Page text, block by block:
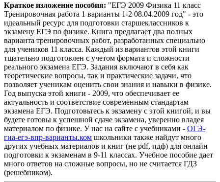
Краткое изложение пособия: "ЕГЭ 2009 Физика 11 класс
Тренировочная работа 1 варианты 1-2 08.04.2009 год" - это
идеальный ресурс для подготовки старшеклассников к
экзамену ЕГЭ по физике. Книга предлагает два полных
варианта тренировочных работ, разработанных специально
для учеников 11 класса. Каждый из вариантов этой книги
тщательно подготовлен с учетом формата и сложности
реального экзамена ЕГЭ. Задания включают в себя как
теоретические вопросы, так и практические задачи, что
позволяет ученикам оценить свои знания и навыки в физике.
Год выпуска этой книги - 2009, что обеспечивает ее
актуальность и соответствие современным стандартам
экзамена ЕГЭ. Подготовьтесь к экзамену с этой книгой, и вы
будете готовы к успешной сдаче экзамена, уверенно владея
материалом по физике. У нас на сайте с учебниками - ОГЭ-
гиа-егэ-впр-варианты.ком школьники также найдут много
других учебных материалов и книг (не pdf, пдф) для онлайн
подготовки к экзаменам в 9-11 классах. Учебное пособие дает
много ответов на сложные вопросы, но не считается ГДЗ
(решебником).